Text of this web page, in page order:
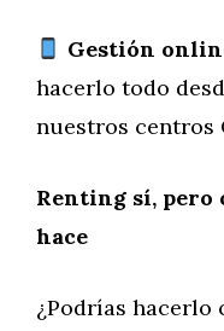
Gestión
hacerlo todo
nuestros centros
Renting sí, pero
hace
¿Podrías hacerlo